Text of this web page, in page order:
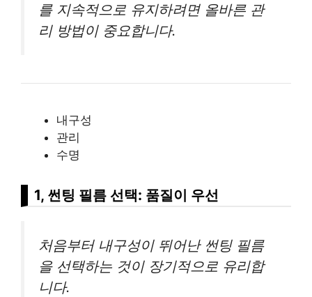
를 지속적으로 유지하려면 올바른 관
리 방법이 중요합니다.
내구성
관리
수명
1, 썬팅 필름 선택: 품질이 우선
처음부터 내구성이 뛰어난 썬팅 필름
을 선택하는 것이 장기적으로 유리합
니다.